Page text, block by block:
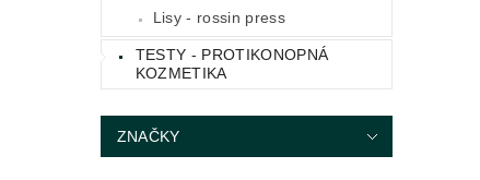
Lisy - rossin press
TESTY - PROTIKONOPNÁ
KOZMETIKA
ZNAČKY